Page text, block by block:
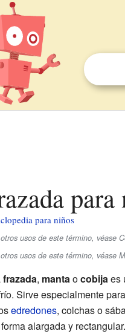
para niños
usos de este término, véase
usos de este término, véase
frazada, mantaocobijaes
Sirve especialmente
edredones, colchas o
alargada y